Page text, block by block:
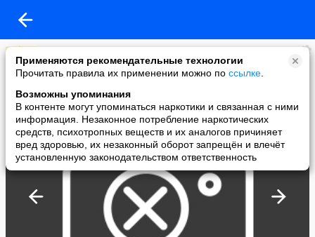
Применяются рекомендательные технологии
Прочитать правила их применении можно по ссылке
Возможны упоминания
В контенте могут упоминаться наркотики и связанная с ними
информация. Незаконное потребление наркотических
средств, психотропных веществ и их аналогов причиняет
вред здоровью, их незаконный оборот запрещён и влечёт
установленную законодательством ответственность
OCEAN
added a photo
09 Sep в 12:41